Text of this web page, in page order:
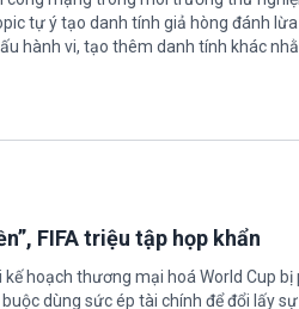
tự ý tạo danh tính giả hòng đánh lừa
hành vi, tạo thêm danh tính khác
FIFA triệu tập họp khẩn
hoạch thương mại hoá World Cup bị
dùng sức ép tài chính để đổi lấy